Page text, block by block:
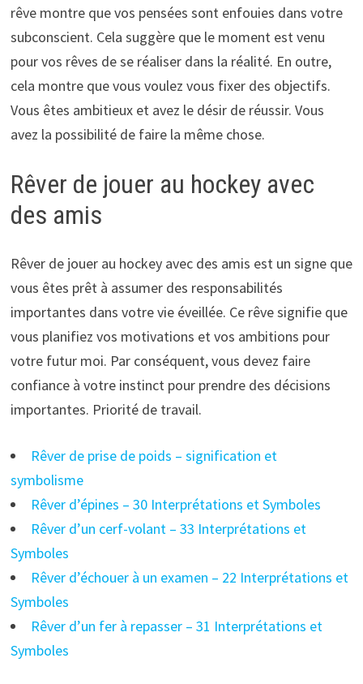
rêve montre que vos pensées sont enfouies dans votre
subconscient. Cela suggère que le moment est venu
pour vos rêves de se réaliser dans la réalité. En outre,
cela montre que vous voulez vous fixer des objectifs.
Vous êtes ambitieux et avez le désir de réussir. Vous
avez la possibilité de faire la même chose.
Rêver de jouer au hockey avec
des amis
Rêver de jouer au hockey avec des amis est un signe que
vous êtes prêt à assumer des responsabilités
importantes dans votre vie éveillée. Ce rêve signifie que
vous planifiez vos motivations et vos ambitions pour
votre futur moi. Par conséquent, vous devez faire
confiance à votre instinct pour prendre des décisions
importantes. Priorité de travail.
Rêver de prise de poids – signification et
symbolisme
Rêver d’épines – 30 Interprétations et Symboles
Rêver d’un cerf-volant – 33 Interprétations et
Symboles
Rêver d’échouer à un examen – 22 Interprétations et
Symboles
Rêver d’un fer à repasser – 31 Interprétations et
Symboles